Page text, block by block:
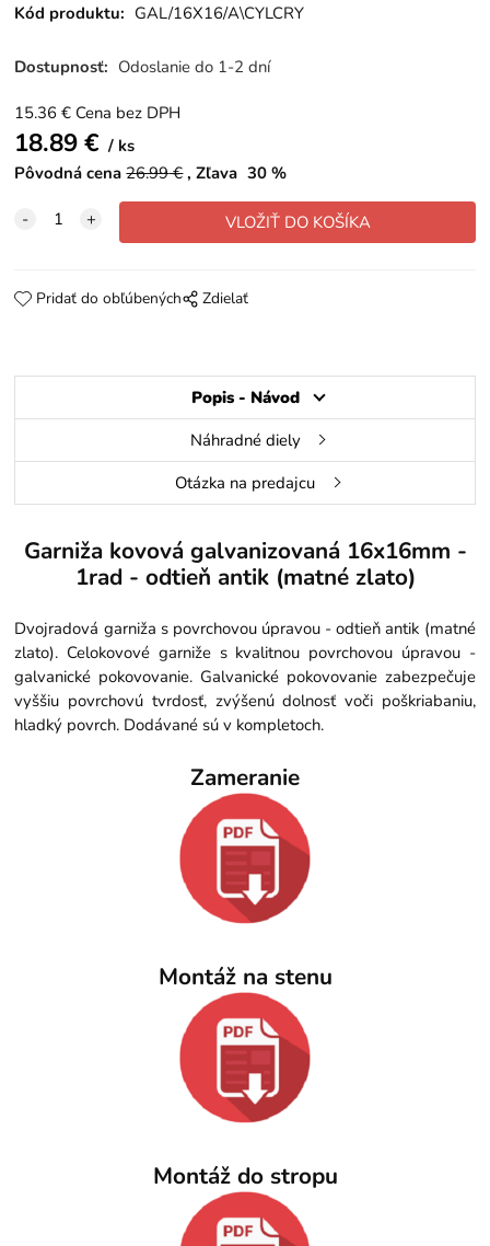
Kód produktu: GAL/16X16/A\CYLCRY
Dostupnosť: Odoslanie do 1-2 dní
15.36 € Cena bez DPH
18.89€
ks
Pôvodná cena 26.99€ Zľava 30 %
Pridať do obľúbených Zdielať
Popis - Návod
Náhradné diely
Otázka na predajcu
Garniža kovová galvanizovaná 16x16mm -
1rad - odtieň antik (matné zlato)
Dvojradová garniža s povrchovou úpravou - odtieň antik (matné
zlato). Celokovové garniže s kvalitnou povrchovou úpravou -
galvanické pokovovanie. Galvanické pokovovanie zabezpečuje
vyššiu povrchovú tvrdosť, zvýšenú dolnosť voči poškriabaniu,
hladký povrch. Dodávané sú v kompletoch.
Zameranie
Montáž na stenu
Montáž do stropu